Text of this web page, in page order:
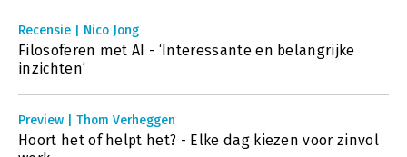
Recensie | Nico Jong
Filosoferen met AI - ‘Interessante en belangrijke
inzichten’
Preview | Thom Verheggen
Hoort het of helpt het? - Elke dag kiezen voor zinvol